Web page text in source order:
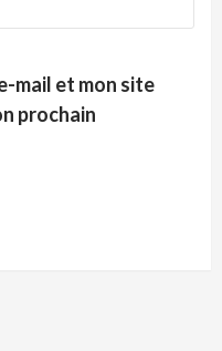
mail et mon site
prochain